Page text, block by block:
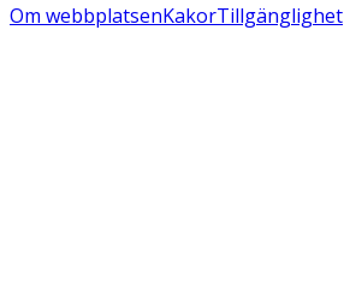
Om webbplatsenKakorTillgänglighet